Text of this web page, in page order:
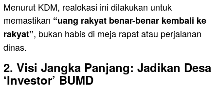
Menurut KDM, realokasi ini dilakukan untuk
memastikan “uang rakyat benar-benar kembali ke
rakyat”, bukan habis di meja rapat atau perjalanan
dinas.
2. Visi Jangka Panjang: Jadikan Desa
‘Investor’ BUMD